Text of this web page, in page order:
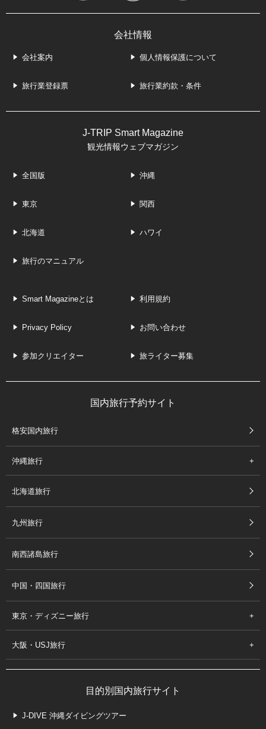
会社情報
会社案内 個人情報保護について
旅行業登録票 旅行業約款・条件
J-TRIP Smart Magazine
観光情報ウェブマガジン
全国版 沖縄
東京 関西
北海道 ハワイ
旅行のマニュアル
Smart Magazineとは 利用規約
Privacy Policy お問い合わせ
参加クリエイター 旅ライター募集
国内旅行予約サイト
格安国内旅行
沖縄旅行
北海道旅行
九州旅行
南西諸島旅行
中国・四国旅行
東京・ディズニー旅行
大阪・USJ旅行
目的別国内旅行サイト
J-DIVE 沖縄ダイビングツアー